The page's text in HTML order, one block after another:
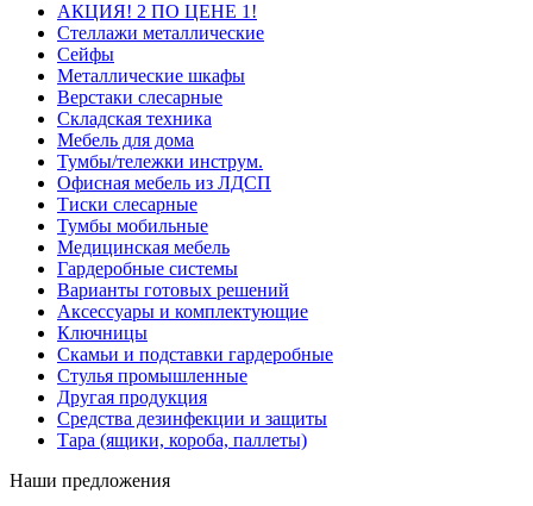
АКЦИЯ! 2 ПО ЦЕНЕ 1!
Стеллажи металлические
Сейфы
Металлические шкафы
Верстаки слесарные
Складская техника
Мебель для дома
Тумбы/тележки инструм.
Офисная мебель из ЛДСП
Тиски слесарные
Тумбы мобильные
Медицинская мебель
Гардеробные системы
Варианты готовых решений
Аксессуары и комплектующие
Ключницы
Скамьи и подставки гардеробные
Стулья промышленные
Другая продукция
Средства дезинфекции и защиты
Тара (ящики, короба, паллеты)
Наши предложения